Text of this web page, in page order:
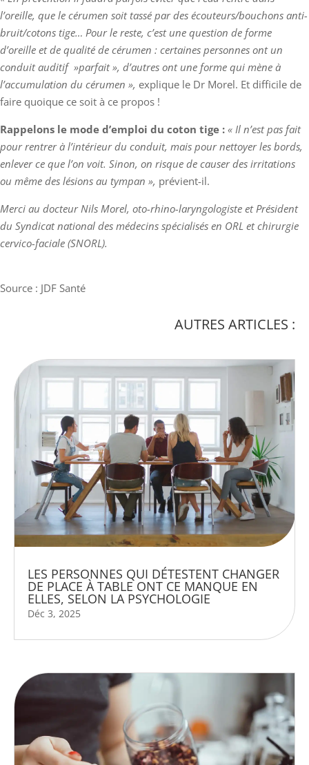
l’oreille, que le cérumen soit tassé par des écouteurs/bouchons anti-
bruit/cotons tige… Pour le reste, c’est une question de forme
d’oreille et de qualité de cérumen : certaines personnes ont un
conduit auditif »parfait », d’autres ont une forme qui mène à
l’accumulation du cérumen », explique le Dr Morel. Et difficile de
faire quoique ce soit à ce propos !
Rappelons le mode d’emploi du coton tige : « Il n’est pas fait
pour rentrer à l’intérieur du conduit, mais pour nettoyer les bords,
enlever ce que l’on voit. Sinon, on risque de causer des irritations
ou même des lésions au tympan », prévient-il.
Merci au docteur Nils Morel, oto-rhino-laryngologiste et Président
du Syndicat national des médecins spécialisés en ORL et chirurgie
cervico-faciale (SNORL).
Source : JDF Santé
AUTRES ARTICLES :
LES PERSONNES QUI DÉTESTENT CHANGER
DE PLACE À TABLE ONT CE MANQUE EN
ELLES, SELON LA PSYCHOLOGIE
Déc 3, 2025